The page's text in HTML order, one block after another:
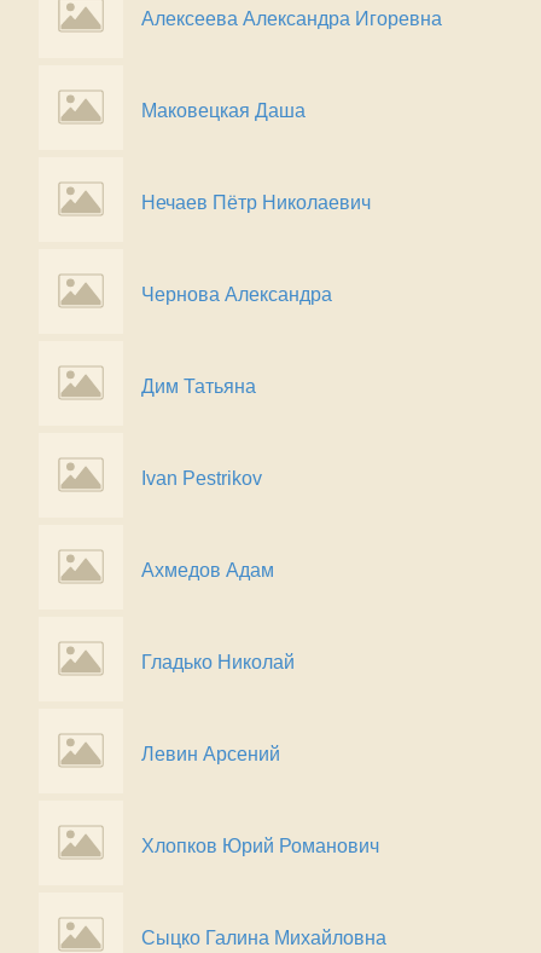
Алексеева Александра Игоревна
Маковецкая Даша
Нечаев Пётр Николаевич
Чернова Александра
Дим Татьяна
Ivan Pestrikov
Ахмедов Адам
Гладько Николай
Левин Арсений
Хлопков Юрий Романович
Сыцко Галина Михайловна